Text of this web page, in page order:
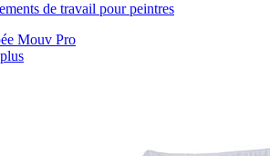
de travail pour peintres
Mouv Pro